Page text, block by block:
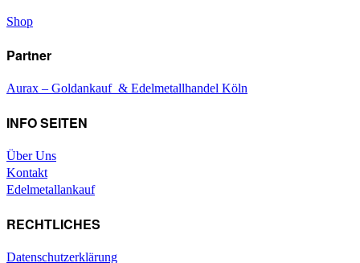
Shop
Partner
Aurax – Goldankauf & Edelmetallhandel Köln
INFO SEITEN
Über Uns
Kontakt
Edelmetallankauf
RECHTLICHES
Datenschutzerklärung